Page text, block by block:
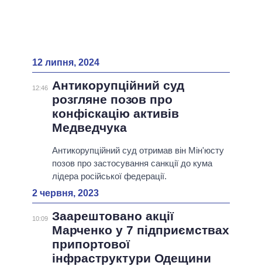
12 липня, 2024
12:46
Антикорупційний суд
розгляне позов про
конфіскацію активів
Медведчука
Антикорупційний суд отримав він Мін'юсту
позов про застосування санкції до кума
лідера російської федерації.
2 червня, 2023
10:09 Заарештовано акції
Марченко у 7 підприємствах
припортової
інфраструктури Одещини